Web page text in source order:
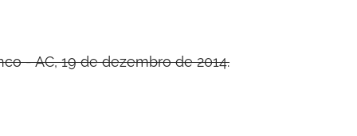
- AC, 19 de dezembro de 2014.